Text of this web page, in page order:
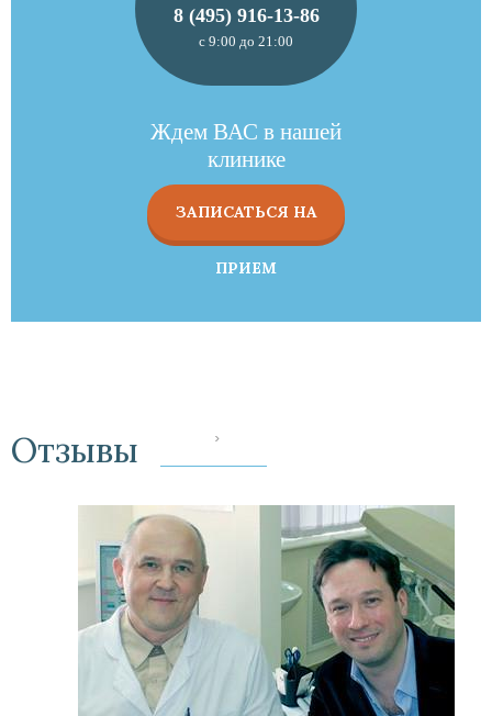
8 (495) 916-13-86
с 9:00 до 21:00
Ждем ВАС в нашей
клинике
ЗАПИСАТЬСЯ НА
ПРИЕМ
Отзывы ‹